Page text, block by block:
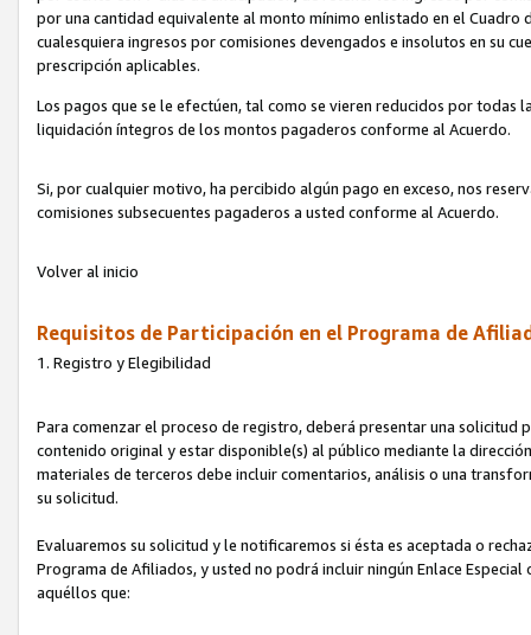
por una cantidad equivalente al monto mínimo enlistado en el
cualesquiera ingresos por comisiones devengados e insolutos en su
prescripción aplicables.
Los pagos que se le efectúen, tal como se vieren reducidos por todas
liquidación íntegros de los montos pagaderos conforme al Acuerdo.
Si, por cualquier motivo, ha percibido algún pago en exceso, nos
comisiones subsecuentes pagaderos a usted conforme al Acuerdo.
Volver al inicio
Requisitos de Participación en el Programa de
1. Registro y Elegibilidad
Para comenzar el proceso de registro, deberá presentar una solicitud
contenido original y estar disponible(s) al público mediante la
materiales de terceros debe incluir comentarios, análisis o una
su solicitud.
Evaluaremos su solicitud y le notificaremos si ésta es aceptada o
Programa de Afiliados, y usted no podrá incluir ningún Enlace
aquéllos que: